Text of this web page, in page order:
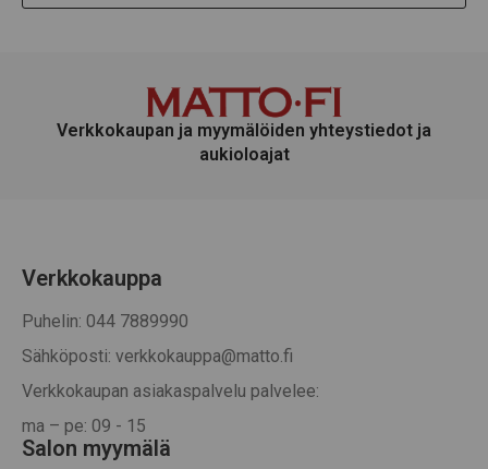
Verkkokaupan ja myymälöiden yhteystiedot ja
aukioloajat
Verkkokauppa
Puhelin: 044 7889990
Sähköposti: verkkokauppa@matto.fi
Verkkokaupan asiakaspalvelu palvelee:
ma – pe: 09 - 15
Salon myymälä